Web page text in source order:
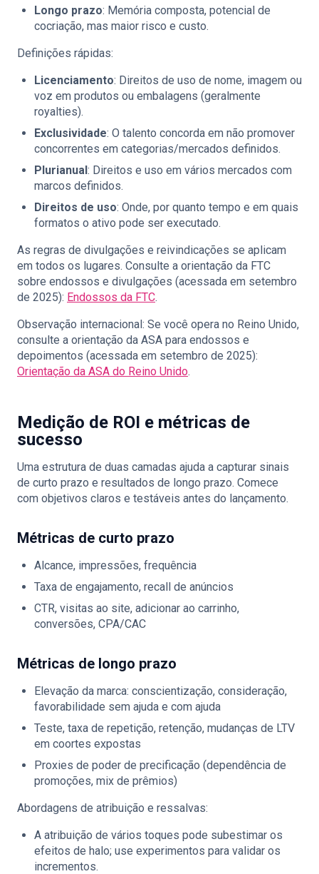
Longo prazo: Memória composta, potencial de
cocriação, mas maior risco e custo.
Definições rápidas:
Licenciamento: Direitos de uso de nome, imagem ou
voz em produtos ou embalagens (geralmente
royalties).
Exclusividade: O talento concorda em não promover
concorrentes em categorias/mercados definidos.
Plurianual: Direitos e uso em vários mercados com
marcos definidos.
Direitos de uso: Onde, por quanto tempo e em quais
formatos o ativo pode ser executado.
As regras de divulgações e reivindicações se aplicam
em todos os lugares. Consulte a orientação da FTC
sobre endossos e divulgações (acessada em setembro
de 2025): Endossos da FTC.
Observação internacional: Se você opera no Reino Unido,
consulte a orientação da ASA para endossos e
depoimentos (acessada em setembro de 2025):
Orientação da ASA do Reino Unido.
Medição de ROI e métricas de
sucesso
Uma estrutura de duas camadas ajuda a capturar sinais
de curto prazo e resultados de longo prazo. Comece
com objetivos claros e testáveis antes do lançamento.
Métricas de curto prazo
Alcance, impressões, frequência
Taxa de engajamento, recall de anúncios
CTR, visitas ao site, adicionar ao carrinho,
conversões, CPA/CAC
Métricas de longo prazo
Elevação da marca: conscientização, consideração,
favorabilidade sem ajuda e com ajuda
Teste, taxa de repetição, retenção, mudanças de LTV
em coortes expostas
Proxies de poder de precificação (dependência de
promoções, mix de prêmios)
Abordagens de atribuição e ressalvas:
A atribuição de vários toques pode subestimar os
efeitos de halo; use experimentos para validar os
incrementos.